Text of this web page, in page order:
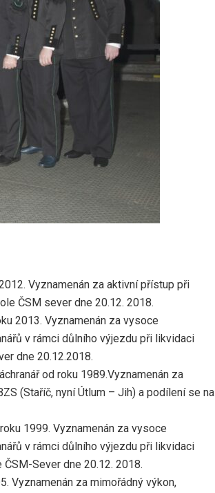
Vyznamenán za aktivní přístup při
ČSM sever dne 20.12. 2018.
2013. Vyznamenán za vysoce
v rámci důlního výjezdu při likvidaci
dne 20.12.2018.
od roku 1989.Vyznamenán za
(Staříč, nyní Útlum – Jih) a podílení se na
1999. Vyznamenán za vysoce
v rámci důlního výjezdu při likvidaci
Sever dne 20.12. 2018.
Vyznamenán za mimořádný výkon,